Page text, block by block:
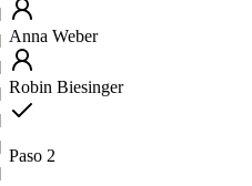
Anna Weber
Robin Biesinger
Paso 2